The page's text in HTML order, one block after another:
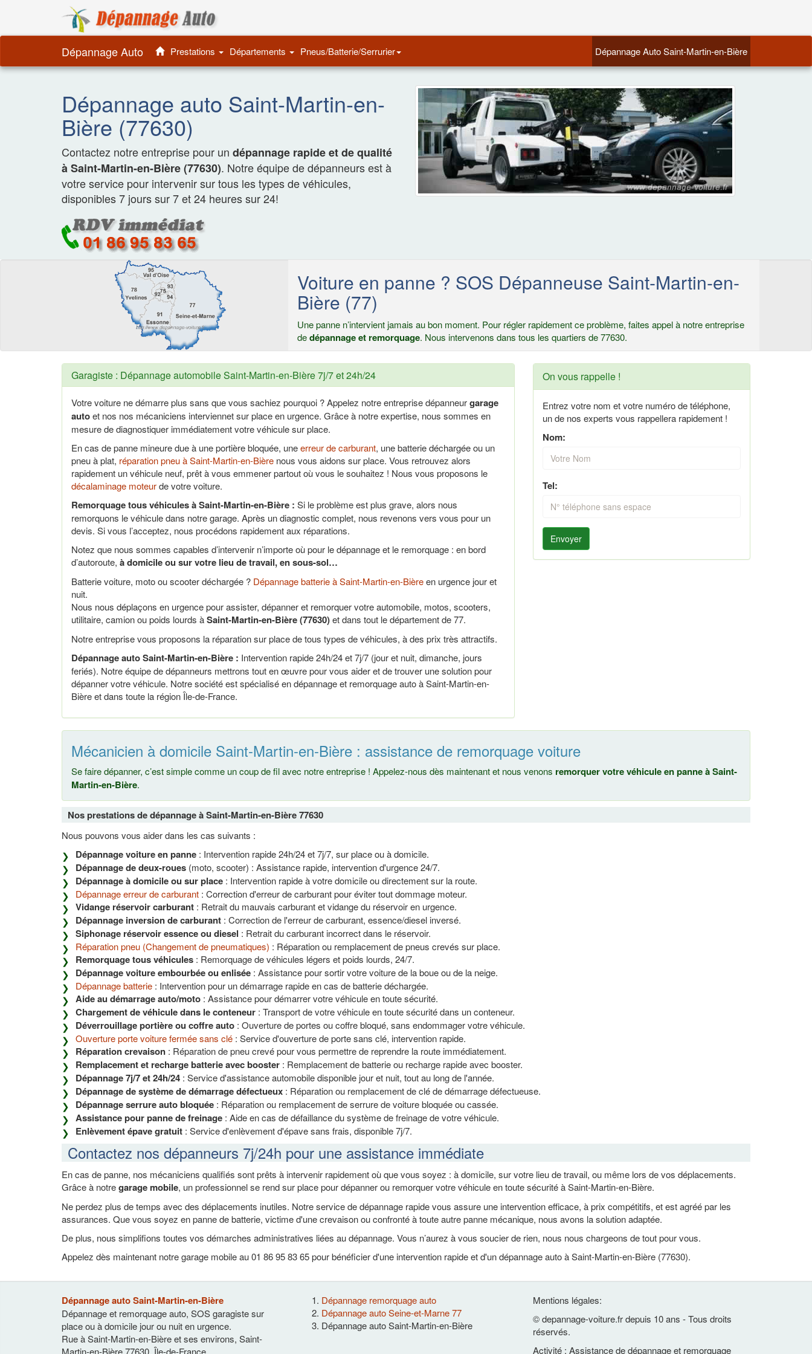
Dépannage Auto Prestations Départements Pneus/Batterie/Serrurier Dépannage Auto Saint-Martin-en-Bière(current)
Dépannage auto Saint-Martin-en-
Bière (77630)
Contactez notre entreprise pour un dépannage rapide et de qualité
à Saint-Martin-en-Bière (77630). Notre équipe de dépanneurs est à
votre service pour intervenir sur tous les types de véhicules,
disponibles 7 jours sur 7 et 24 heures sur 24!
Voiture en panne ? SOS Dépanneuse Saint-Martin-en-
Bière (77)
Une panne n’intervient jamais au bon moment. Pour régler rapidement ce problème, faites appel à notre entreprise
dedépannage et remorquage. Nous intervenons dans tous les quartiers de 77630.
Garagiste : Dépannage automobile Saint-Martin-en-Bière 7j/7 et 24h/24
Votre voiture ne démarre plus sans que vous sachiez pourquoi ? Appelez notre entreprise dépanneurgarage
autoet nos nos mécaniciens interviennet sur place en urgence. Grâce à notre expertise, nous sommes en
mesure de diagnostiquer immédiatement votre véhicule sur place.
En cas de panne mineure due à une portière bloquée, uneerreur de carburant, une batterie déchargée ou un
pneu à plat, réparation pneu à Saint-Martin-en-Bière nous vous aidons sur place. Vous retrouvez alors
rapidement un véhicule neuf, prêt à vous emmener partout où vous le souhaitez ! Nous vous proposons le
décalaminage moteurde votre voiture.
Remorquage tous véhicules à Saint-Martin-en-Bière : Si le problème est plus grave, alors nous
remorquons le véhicule dans notre garage. Après un diagnostic complet, nous revenons vers vous pour un
devis. Si vous l’acceptez, nous procédons rapidement aux réparations.
Notez que nous sommes capables d’intervenir n’importe où pour le dépannage et le remorquage : en bord
d’autoroute, à domicile ou sur votre lieu de travail, en sous-sol…
Batterie voiture, moto ou scooter déchargée ? Dépannage batterie à Saint-Martin-en-Bièreen urgence jour et
nuit.
Nous nous déplaçons en urgence pour assister, dépanner et remorquer votre automobile, motos, scooters,
utilitaire, camion ou poids lourds àSaint-Martin-en-Bière (77630)et dans tout le département de 77.
Notre entreprise vous proposons la réparation sur place de tous types de véhicules, à des prix très attractifs.
Dépannage auto Saint-Martin-en-Bière : Intervention rapide 24h/24 et 7j/7 (jour et nuit, dimanche, jours
feriés). Notre équipe de dépanneurs mettrons tout en œuvre pour vous aider et de trouver une solution pour
dépanner votre véhicule. Notre société est spécialisé en dépannage et remorquage auto à Saint-Martin-en-
Bière et dans toute la région Île-de-France.
On vous rappelle !
Entrez votre nom et votre numéro de téléphone,
un de nos experts vous rappellera rapidement !
Nom:
Tel:
Envoyer
Mécanicien à domicile Saint-Martin-en-Bière : assistance de remorquage voiture
Se faire dépanner, c’est simple comme un coup de fil avec notre entreprise ! Appelez-nous dès maintenant et nous venons remorquer votre véhicule en panne à Saint-
Martin-en-Bière.
Nos prestations de dépannage à Saint-Martin-en-Bière 77630
Nous pouvons vous aider dans les cas suivants :
Dépannage voiture en panne : Intervention rapide 24h/24 et 7j/7, sur place ou à domicile.
Dépannage de deux-roues (moto, scooter) : Assistance rapide, intervention d'urgence 24/7.
Dépannage à domicile ou sur place : Intervention rapide à votre domicile ou directement sur la route.
Dépannage erreur de carburant : Correction d'erreur de carburant pour éviter tout dommage moteur.
Vidange réservoir carburant : Retrait du mauvais carburant et vidange du réservoir en urgence.
Dépannage inversion de carburant : Correction de l'erreur de carburant, essence/diesel inversé.
Siphonage réservoir essence ou diesel : Retrait du carburant incorrect dans le réservoir.
Réparation pneu (Changement de pneumatiques) : Réparation ou remplacement de pneus crevés sur place.
Remorquage tous véhicules : Remorquage de véhicules légers et poids lourds, 24/7.
Dépannage voiture embourbée ou enlisée : Assistance pour sortir votre voiture de la boue ou de la neige.
Dépannage batterie : Intervention pour un démarrage rapide en cas de batterie déchargée.
Aide au démarrage auto/moto : Assistance pour démarrer votre véhicule en toute sécurité.
Chargement de véhicule dans le conteneur : Transport de votre véhicule en toute sécurité dans un conteneur.
Déverrouillage portière ou coffre auto : Ouverture de portes ou coffre bloqué, sans endommager votre véhicule.
Ouverture porte voiture fermée sans clé : Service d'ouverture de porte sans clé, intervention rapide.
Réparation crevaison : Réparation de pneu crevé pour vous permettre de reprendre la route immédiatement.
Remplacement et recharge batterie avec booster : Remplacement de batterie ou recharge rapide avec booster.
Dépannage 7j/7 et 24h/24 : Service d'assistance automobile disponible jour et nuit, tout au long de l'année.
Dépannage de système de démarrage défectueux : Réparation ou remplacement de clé de démarrage défectueuse.
Dépannage serrure auto bloquée : Réparation ou remplacement de serrure de voiture bloquée ou cassée.
Assistance pour panne de freinage : Aide en cas de défaillance du système de freinage de votre véhicule.
Enlèvement épave gratuit : Service d'enlèvement d'épave sans frais, disponible 7j/7.
Contactez nos dépanneurs 7j/24h pour une assistance immédiate
En cas de panne, nos mécaniciens qualifiés sont prêts à intervenir rapidement où que vous soyez : à domicile, sur votre lieu de travail, ou même lors de vos déplacements.
Grâce à notregarage mobile, un professionnel se rend sur place pour dépanner ou remorquer votre véhicule en toute sécurité à Saint-Martin-en-Bière.
Ne perdez plus de temps avec des déplacements inutiles. Notre service de dépannage rapide vous assure une intervention efficace, à prix compétitifs, et est agréé par les
assurances. Que vous soyez en panne de batterie, victime d'une crevaison ou confronté à toute autre panne mécanique, nous avons la solution adaptée.
De plus, nous simplifions toutes vos démarches administratives liées au dépannage. Vous n’aurez à vous soucier de rien, nous nous chargeons de tout pour vous.
Appelez dès maintenant notre garage mobile au 01 86 95 83 65 pour bénéficier d'une intervention rapide et d'un dépannage auto à Saint-Martin-en-Bière (77630).
Dépannage auto Saint-Martin-en-Bière
Dépannage et remorquage auto, SOS garagiste sur
place ou à domicile jour ou nuit en urgence.
Rue à Saint-Martin-en-Bière et ses environs, Saint-
Martin-en-Bière77630 Île-de-France
Dépannage remorquage auto
Dépannage auto Seine-et-Marne 77
Dépannage auto Saint-Martin-en-Bière
Mentions légales:
© depannage-voiture.fr depuis 10 ans - Tous droits
réservés.
Activité : Assistance de dépannage et remorquage